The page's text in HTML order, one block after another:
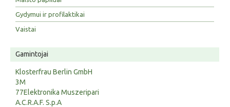
Gydymui ir profilaktikai
Vaistai
Gamintojai
Klosterfrau Berlin GmbH
3M
77Elektronika Muszeripari
A.C.R.A.F. S.p.A